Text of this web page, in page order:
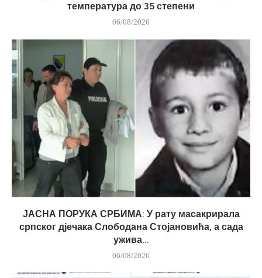
температура до 35 степени
06/08/2026
ЈАСНА ПОРУКА СРБИМА: У рату масакрирала
српског дјечака Слободана Стојановића, а сада
ужива...
06/08/2026